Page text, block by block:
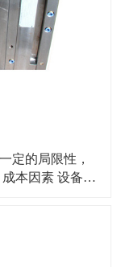
定的局限性，
本因素 设备投
维护成本：热
和经验，这可